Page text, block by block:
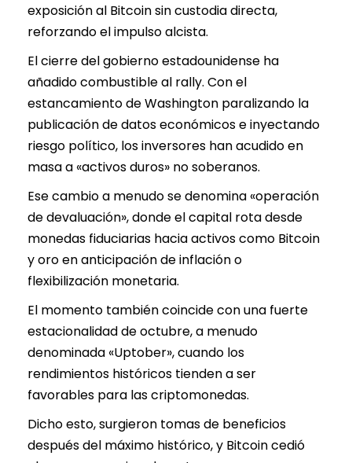
exposición al Bitcoin sin custodia directa,
reforzando el impulso alcista.
El cierre del gobierno estadounidense ha
añadido combustible al rally. Con el
estancamiento de Washington paralizando la
publicación de datos económicos e inyectando
riesgo político, los inversores han acudido en
masa a «activos duros» no soberanos.
Ese cambio a menudo se denomina «operación
de devaluación», donde el capital rota desde
monedas fiduciarias hacia activos como Bitcoin
y oro en anticipación de inflación o
flexibilización monetaria.
El momento también coincide con una fuerte
estacionalidad de octubre, a menudo
denominada «Uptober», cuando los
rendimientos históricos tienden a ser
favorables para las criptomonedas.
Dicho esto, surgieron tomas de beneficios
después del máximo histórico, y Bitcoin cedió